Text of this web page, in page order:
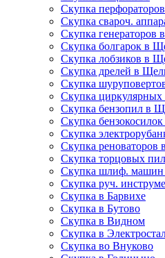
Скупка
Скупка свароч.
Скупка генераторов
Скупка болгарок в
Скупка лобзиков в
Скупка дрелей в
Скупка
Скупка
Скупка бензопил в
Скупка
Скупка
Скупка реноваторов
Скупка торцовых
Скупка шлиф.
Скупка руч.
Скупка в Барвихе
Скупка в Бутово
Скупка в Видном
Скупка в
Скупка во Внуково